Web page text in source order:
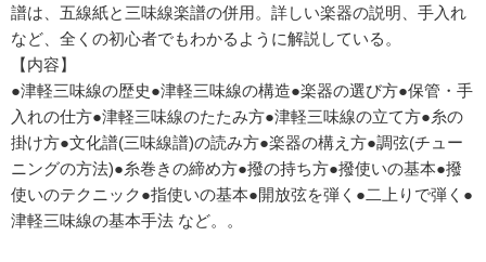
譜は、五線紙と三味線楽譜の併用。詳しい楽器の説明、手入れ
など、全くの初心者でもわかるように解説している。
【内容】
●津軽三味線の歴史●津軽三味線の構造●楽器の選び方●保管・手
入れの仕方●津軽三味線のたたみ方●津軽三味線の立て方●糸の
掛け方●文化譜(三味線譜)の読み方●楽器の構え方●調弦(チュー
ニングの方法)●糸巻きの締め方●撥の持ち方●撥使いの基本●撥
使いのテクニック●指使いの基本●開放弦を弾く●二上りで弾く●
津軽三味線の基本手法 など。。